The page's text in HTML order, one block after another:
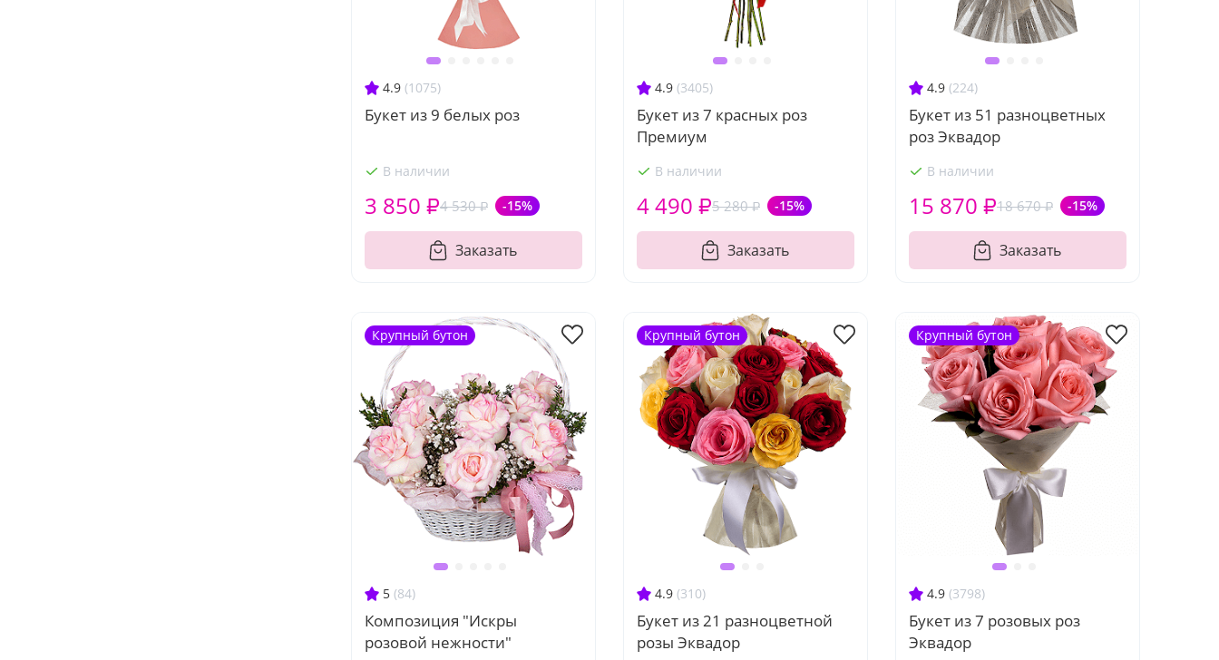
4.9 (1075)
Букет из 9 белых роз
В наличии
4 530 ₽ -15%
3 850 ₽
Заказать
4.9 (3405)
Букет из 7 красных роз
Премиум
В наличии
5 280 ₽ -15%
4 490 ₽
Заказать
4.9 (224)
Букет из 51 разноцветных
роз Эквадор
В наличии
18 670 ₽ -15%
15 870 ₽
Заказать
5 (84)
Композиция "Искры
розовой нежности"
Крупный бутон
4.9 (310)
Букет из 21 разноцветной
розы Эквадор
Крупный бутон
4.9 (3798)
Букет из 7 розовых роз
Эквадор
Крупный бутон